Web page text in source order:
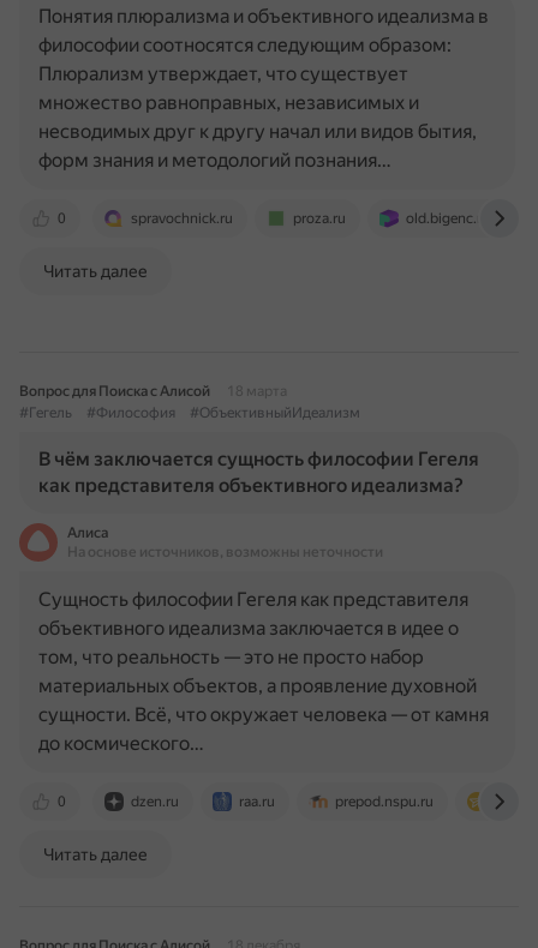
0 spravochnick.ru proza.ru old.bigenc.ru
Понятия плюрализма и объективного идеализма в
философии соотносятся следующим образом:
Плюрализм утверждает, что существует
множество равноправных, независимых и
несводимых друг к другу начал или видов бытия,
форм знания и методологий познания…
Читать далее
Вопрос для Поиска с Алисой
18 марта
#Гегель
#Философия #ОбъективныйИдеализм
В чём заключается сущность философии Гегеля
как представителя объективного идеализма?
Алиса
На основе источников, возможны неточности
0 dzen.ru raa.ru prepod.nspu.ru xn--
Сущность философии Гегеля как представителя
объективного идеализма заключается в идее о
том, что реальность — это не просто набор
материальных объектов, а проявление духовной
сущности. Всё, что окружает человека — от камня
до космического…
Читать далее